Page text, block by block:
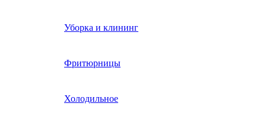
Уборка и клининг
Фритюрницы
Холодильное